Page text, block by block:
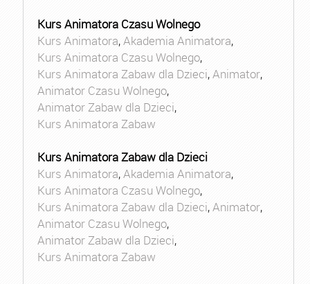
Kurs Animatora Czasu Wolnego
Kurs Animatora,Akademia Animatora,
Kurs Animatora Czasu Wolnego,
Kurs Animatora Zabaw dla Dzieci,Animator,
Animator Czasu Wolnego,
Animator Zabaw dla Dzieci,
Kurs Animatora Zabaw
Kurs Animatora Zabaw dla Dzieci
Kurs Animatora,Akademia Animatora,
Kurs Animatora Czasu Wolnego,
Kurs Animatora Zabaw dla Dzieci,Animator,
Animator Czasu Wolnego,
Animator Zabaw dla Dzieci,
Kurs Animatora Zabaw